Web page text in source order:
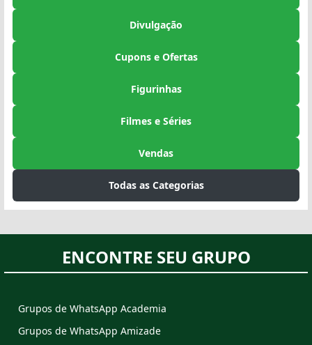
Divulgação
Cupons e Ofertas
Figurinhas
Filmes e Séries
Vendas
Todas as Categorias
ENCONTRE SEU GRUPO
Grupos de WhatsApp Academia
Grupos de WhatsApp Amizade